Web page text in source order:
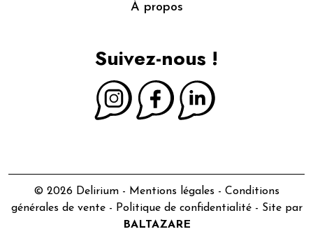
À propos
Suivez-nous !
© 2026 Delirium - Mentions légales - Conditions
générales de vente- Politique de confidentialité- Site par
BALTAZARE